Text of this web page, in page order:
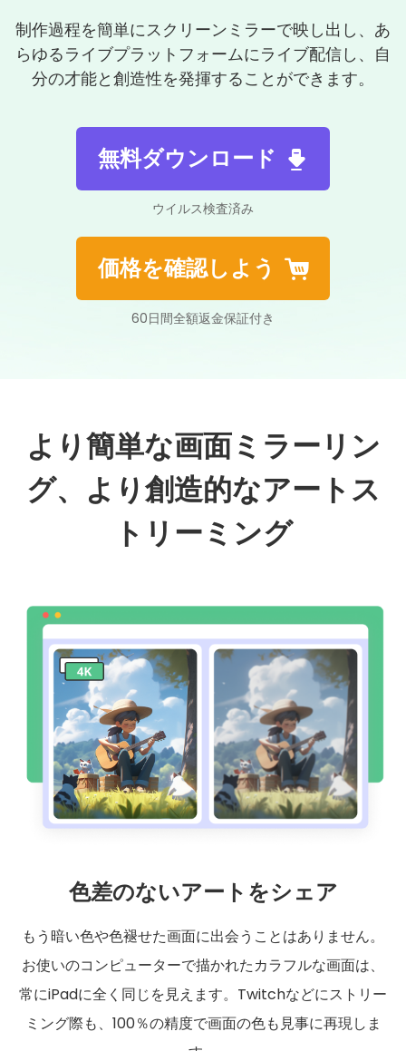
制作過程を簡単にスクリーンミラーで映し出し、あ
らゆるライブプラットフォームにライブ配信し、自
分の才能と創造性を発揮することができます。
無料ダウンロード
ウイルス検査済み
価格を確認しよう
60日間全額返金保証付き
より簡単な画面ミラーリン
グ、より創造的なアートス
トリーミング
色差のないアートをシェア
もう暗い色や色褪せた画面に出会うことはありません。
お使いのコンピューターで描かれたカラフルな画面は、
常にiPadに全く同じを見えます。Twitchなどにストリー
ミング際も、100％の精度で画面の色も見事に再現しま